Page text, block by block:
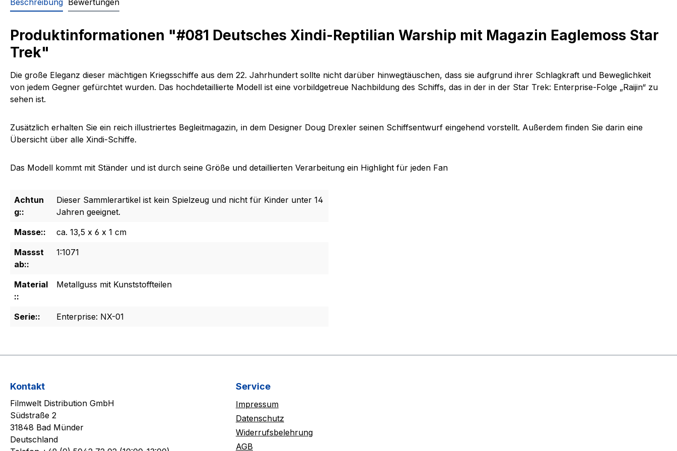
Beschreibung Bewertungen
Produktinformationen "#081 Deutsches Xindi-Reptilian Warship mit Magazin Eaglemoss Star
Trek"
Die große Eleganz dieser mächtigen Kriegsschiffe aus dem 22. Jahrhundert sollte nicht darüber hinwegtäuschen, dass sie aufgrund ihrer Schlagkraft und Beweglichkeit
von jedem Gegner gefürchtet wurden. Das hochdetaillierte Modell ist eine vorbildgetreue Nachbildung des Schiffs, das in der in der Star Trek: Enterprise-Folge „Raijin“ zu
sehen ist.
Zusätzlich erhalten Sie ein reich illustriertes Begleitmagazin, in dem Designer Doug Drexler seinen Schiffsentwurf eingehend vorstellt. Außerdem finden Sie darin eine
Übersicht über alle Xindi-Schiffe.
Das Modell kommt mit Ständer und ist durch seine Größe und detaillierten Verarbeitung ein Highlight für jeden Fan
Achtun
g::
Dieser Sammlerartikel ist kein Spielzeug und nicht für Kinder unter 14
Jahren geeignet.
Masse::
ca. 13,5 x 6 x 1 cm
Massst
ab::
1:1071
Material
::
Metallguss mit Kunststoffteilen
Serie:: Enterprise: NX-01
Kontakt
Filmwelt Distribution GmbH
Südstraße 2
31848 Bad Münder
Deutschland
Service
Impressum
Datenschutz
Widerrufsbelehrung
AGB